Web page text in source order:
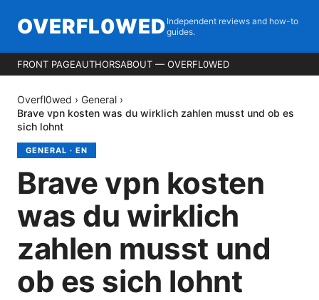
OVERFL0WED Independent reviews and how-to
guides.
FRONT PAGEAUTHORSABOUT — OVERFL0WED
Overfl0wed › General ›
Brave vpn kosten was du wirklich zahlen musst und ob es
sich lohnt
GENERAL · EN
Brave vpn kosten
was du wirklich
zahlen musst und
ob es sich lohnt